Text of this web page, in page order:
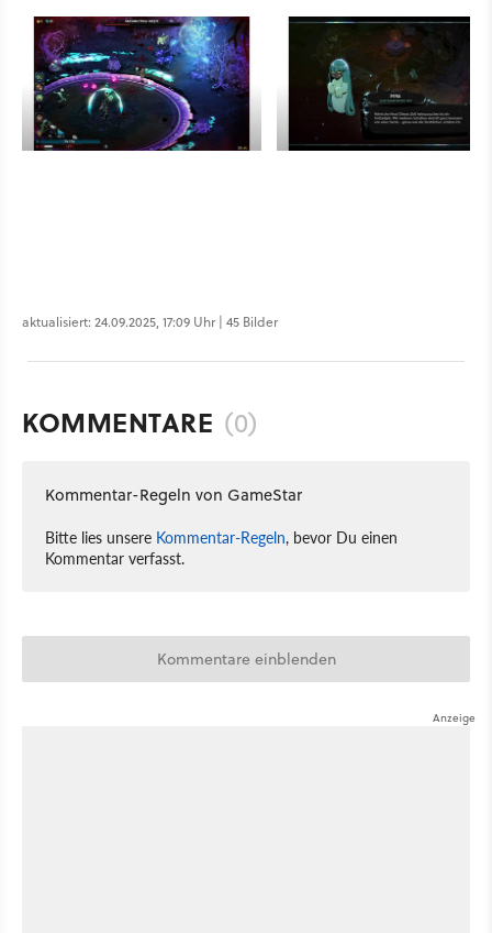
aktualisiert: 24.09.2025, 17:09 Uhr | 45 Bilder
KOMMENTARE (0)
Kommentar-Regeln von GameStar
Bitte lies unsere Kommentar-Regeln, bevor Du einen
Kommentar verfasst.
Kommentare einblenden